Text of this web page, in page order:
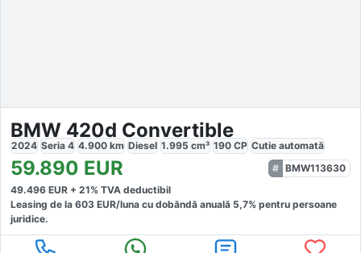
BMW 420d Convertible
2024 Seria 4 4.900 km Diesel 1.995 cm³ 190 CP Cutie automată
59.890 EUR
BMW113630
49.496 EUR + 21% TVA deductibil
Leasing de la 603 EUR/luna cu dobăndă anuală 5,7% pentru persoane
juridice.